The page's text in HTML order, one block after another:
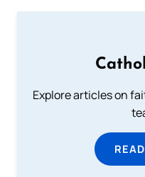
Explore articles on